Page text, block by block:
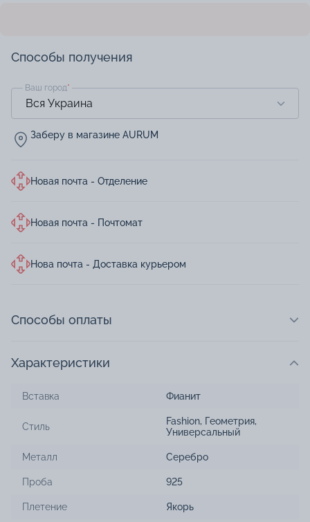
Способы получения
Ваш город*
Заберу в магазине AURUM
Новая почта - Отделение
Новая почта - Почтомат
Нова почта - Доставка курьером
Способы оплаты
Характеристики
Вставка Фианит
Стиль Fashion, Геометрия,
Универсальный
Металл Серебро
Проба 925
Плетение Якорь